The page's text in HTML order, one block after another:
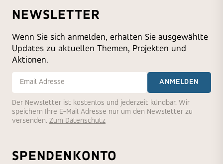
NEWSLETTER
Wenn Sie sich anmelden, erhalten Sie ausgewählte
Updates zu aktuellen Themen, Projekten und
Aktionen.
E-Mail-Adresse
ANMELDEN
Der Newsletter ist kostenlos und jederzeit kündbar. Wir
speichern Ihre E-Mail Adresse nur um den Newsletter zu
versenden. Zum Datenschutz
SPENDENKONTO